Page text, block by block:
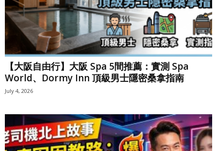
【大阪自由行】大阪 Spa 5間推薦：實測 Spa
World、Dormy Inn 頂級男士隱密桑拿指南
July 4, 2026